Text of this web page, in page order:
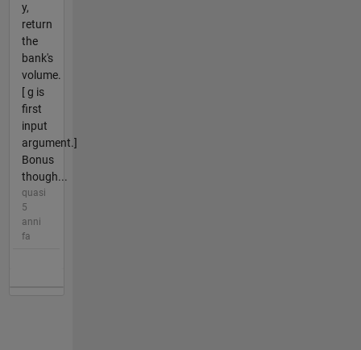
y,
return
the
bank's
volume.
[ g is
first
input
argument.]
Bonus
though...
quasi
5
anni
fa